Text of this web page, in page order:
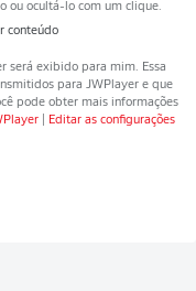
ou ocultá-lo com um clique.
conteúdo
será exibido para mim. Essa
para JWPlayere que
pode obter mais informações
Editar as configurações